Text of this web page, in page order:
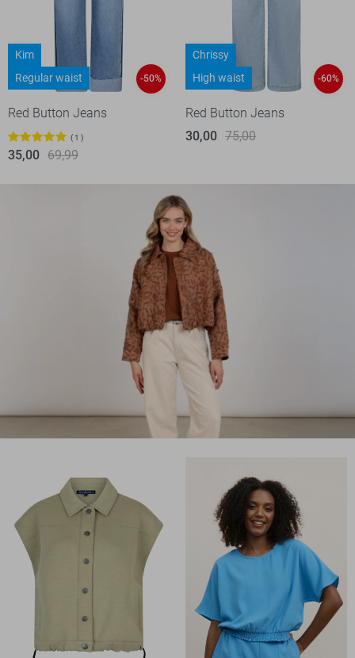
Kim
Regular waist
-50%
Red Button Jeans
1
35,00 69,99
Chrissy
High waist
-60%
Red Button Jeans
30,00 75,00